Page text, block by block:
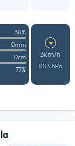
38%
0mm
0cm
77%
3km/h
1013 hPa